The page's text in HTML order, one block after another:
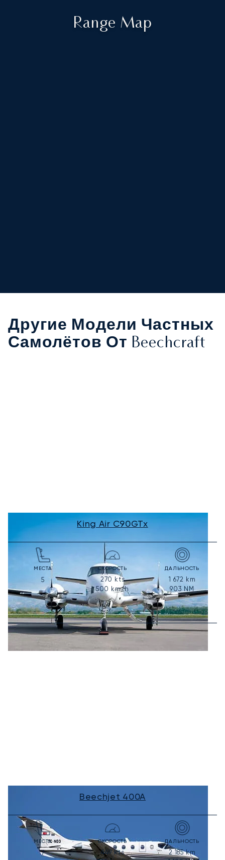
Range Map
Другие Модели Частных
Самолётов От Beechcraft
King Air C90GTx
МЕСТА
5
СКОРОСТЬ
270 kts
500 km/h
ДАЛЬНОСТЬ
1 672 km
903NM
Beechjet 400A
МЕСТА
7
СКОРОСТЬ
449kts
ДАЛЬНОСТЬ
2 185km